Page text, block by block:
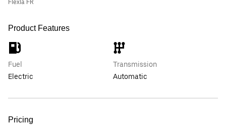
Flexla FR
Product Features
Fuel
Electric
Transmission
Automatic
Pricing